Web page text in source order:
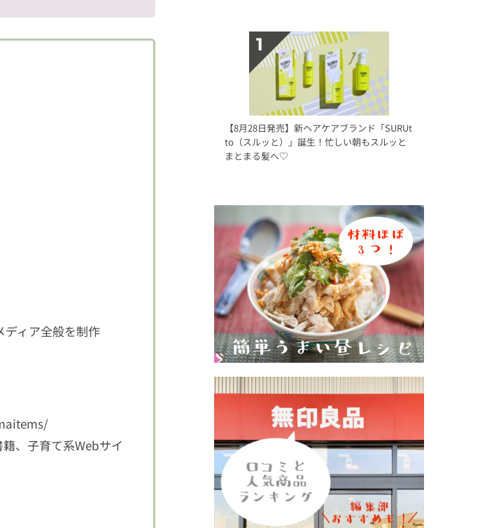
ディア全般を制作
、子育て系Webサイ
【8月28日発売】新ヘアケアブランド「SURUt
to（スルッと）」誕生！忙しい朝もスルッと
まとまる髪へ♡